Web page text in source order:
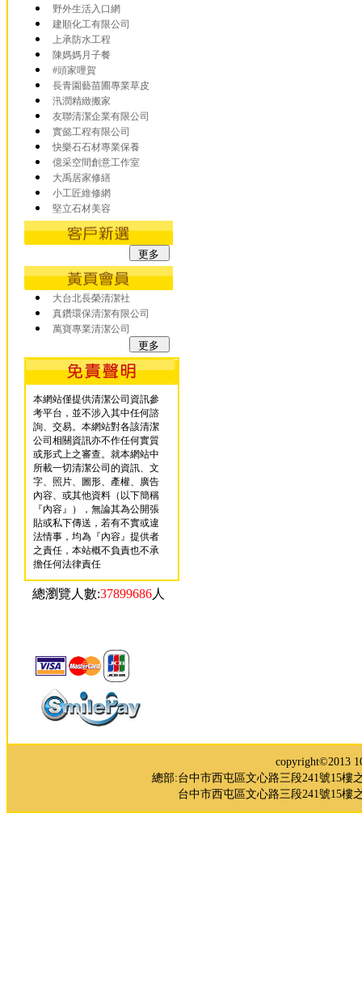
野外生活入口網
建順化工有限公司
上承防水工程
陳媽媽月子餐
#頭家哩賀
長青園藝苗圃專業草皮
汛潤精緻搬家
友聯清潔企業有限公司
實懿工程有限公司
快樂石石材專業保養
億采空間創意工作室
大禹居家修繕
小工匠維修網
堅立石材美容
大台北長榮清潔社
真鑽環保清潔有限公司
萬寶專業清潔公司
本網站僅提供清潔公司資訊參
考平台，並不涉入其中任何諮
詢、交易。本網站對各該清潔
公司相關資訊亦不作任何實質
或形式上之審查。就本網站中
所載一切清潔公司的資訊、文
字、照片、圖形、產權、廣告
內容、或其他資料（以下簡稱
『內容』），無論其為公開張
貼或私下傳送，若有不實或違
法情事，均為『內容』提供者
之責任，本站概不負責也不承
擔任何法律責任
總瀏覽人數:37899686人
總部:台中市西屯區文心路三段241號15
台中市西屯區文心路三段241號15